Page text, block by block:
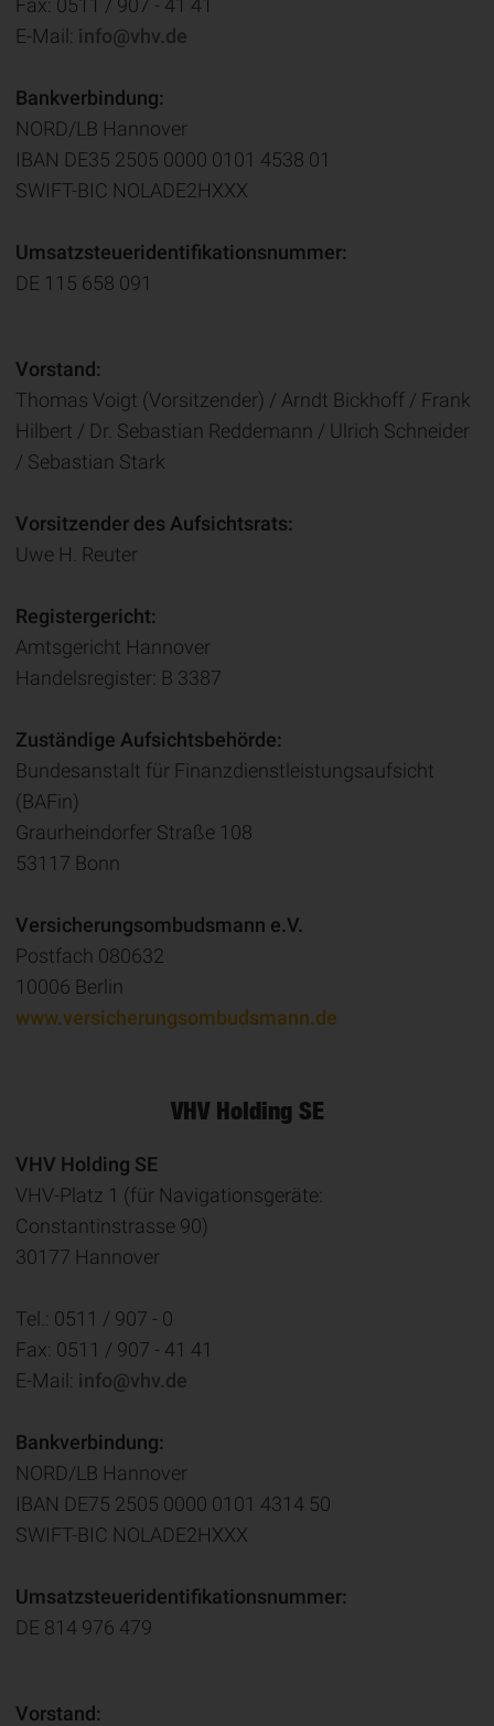
Fax: 0511 / 907 - 41 41
E-Mail: info@vhv.de
Bankverbindung:
NORD/LB Hannover
IBAN DE35 2505 0000 0101 4538 01
SWIFT-BIC NOLADE2HXXX
Umsatzsteueridentifikationsnummer:
DE 115 658 091
Vorstand:
Thomas Voigt (Vorsitzender) / Arndt Bickhoff / Frank
Hilbert / Dr. Sebastian Reddemann / Ulrich Schneider
/ Sebastian Stark
Vorsitzender des Aufsichtsrats:
Uwe H. Reuter
Registergericht:
Amtsgericht Hannover
Handelsregister: B 3387
Zuständige Aufsichtsbehörde:
Bundesanstalt für Finanzdienstleistungsaufsicht
(BAFin)
Graurheindorfer Straße 108
53117 Bonn
Versicherungsombudsmann e.V.
Postfach 080632
10006 Berlin
www.versicherungsombudsmann.de
VHV Holding SE
VHV Holding SE
VHV-Platz 1 (für Navigationsgeräte:
Constantinstrasse 90)
30177 Hannover
Tel.: 0511 / 907 - 0
Fax: 0511 / 907 - 41 41
E-Mail: info@vhv.de
Bankverbindung:
NORD/LB Hannover
IBAN DE75 2505 0000 0101 4314 50
SWIFT-BIC NOLADE2HXXX
Umsatzsteueridentifikationsnummer:
DE 814 976 479
Vorstand: